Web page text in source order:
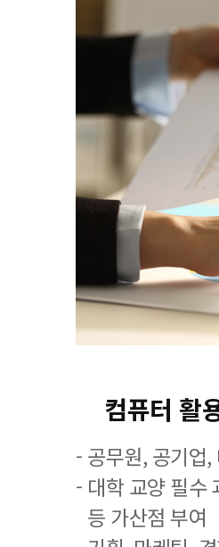
컴퓨터 활
- 공무원, 공기업
- 대학 교양 필수
등 가산점 부여